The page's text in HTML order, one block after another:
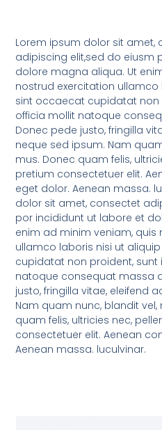
Lorem ipsum dolor sit amet,
adipiscing elit,sed do eiusm
dolore magna aliqua. Ut
nostrud exercitation ullamco
sint occaecat cupidatat non
officia mollit natoque
Donec pede justo, fringilla
neque sed ipsum. Nam
mus. Donec quam felis,
pretium consectetuer elit.
eget dolor. Aenean massa.
dolor sit amet, consectet
por incididunt ut labore et
enim ad minim veniam, quis
ullamco laboris nisi ut
cupidatat non proident, sunt
natoque consequat massa
justo, fringilla vitae, eleifend
Nam quam nunc, blandit vel,
quam felis, ultricies nec,
consectetuer elit. Aenean
Aenean massa. luculvinar.